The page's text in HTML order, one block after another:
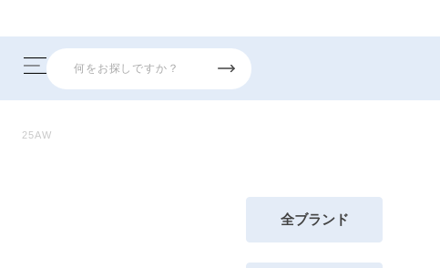
25AW
全ブランド